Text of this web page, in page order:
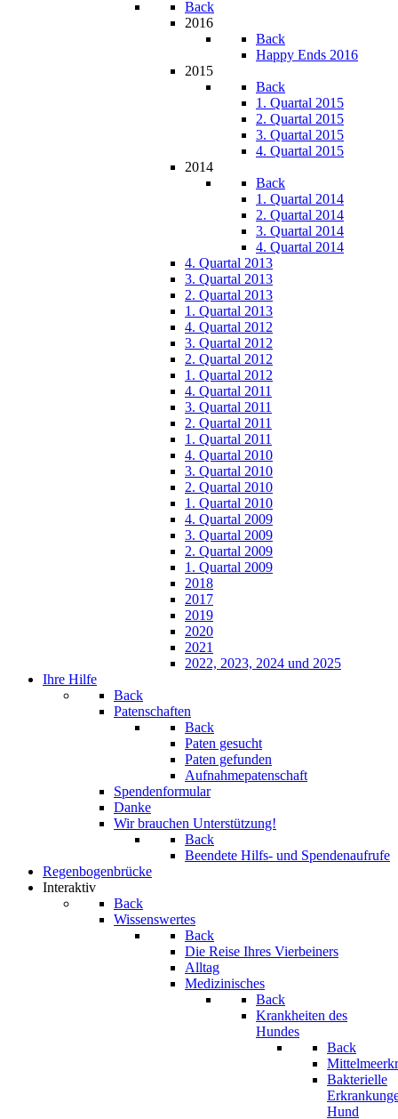
Back
2016
Back
Happy Ends 2016
2015
Back
1. Quartal 2015
2. Quartal 2015
3. Quartal 2015
4. Quartal 2015
2014
Back
1. Quartal 2014
2. Quartal 2014
3. Quartal 2014
4. Quartal 2014
4. Quartal 2013
3. Quartal 2013
2. Quartal 2013
1. Quartal 2013
4. Quartal 2012
3. Quartal 2012
2. Quartal 2012
1. Quartal 2012
4. Quartal 2011
3. Quartal 2011
2. Quartal 2011
1. Quartal 2011
4. Quartal 2010
3. Quartal 2010
2. Quartal 2010
1. Quartal 2010
4. Quartal 2009
3. Quartal 2009
2. Quartal 2009
1. Quartal 2009
2018
2017
2019
2020
2021
2022, 2023, 2024 und 2025
Ihre Hilfe
Back
Patenschaften
Back
Paten gesucht
Paten gefunden
Aufnahmepatenschaft
Spendenformular
Danke
Wir brauchen Unterstützung!
Back
Beendete Hilfs- und Spendenaufrufe
Regenbogenbrücke
Interaktiv
Back
Wissenswertes
Back
Die Reise Ihres Vierbeiners
Alltag
Medizinisches
Back
Krankheiten des
Hundes
Back
Bakterielle
Hund